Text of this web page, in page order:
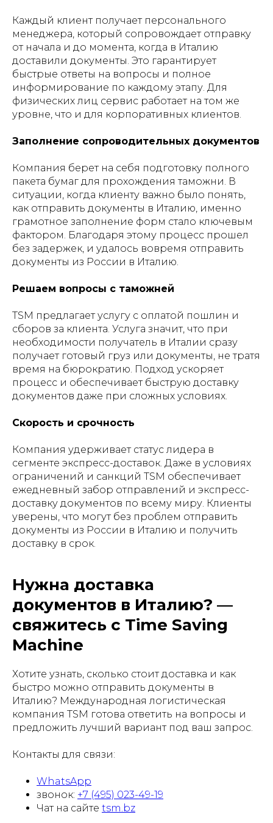
Каждый клиент получает персонального
менеджера, который сопровождает отправку
от начала и до момента, когда в Италию
доставили документы. Это гарантирует
быстрые ответы на вопросы и полное
информирование по каждому этапу. Для
физических лиц сервис работает на том же
уровне, что и для корпоративных клиентов.
Заполнение сопроводительных документов
Компания берет на себя подготовку полного
пакета бумаг для прохождения таможни. В
ситуации, когда клиенту важно было понять,
как отправить документы в Италию, именно
грамотное заполнение форм стало ключевым
фактором. Благодаря этому процесс прошел
без задержек, и удалось вовремя отправить
документы из России в Италию.
Решаем вопросы с таможней
TSM предлагает услугу с оплатой пошлин и
сборов за клиента. Услуга значит, что при
необходимости получатель в Италии сразу
получает готовый груз или документы, не тратя
время на бюрократию. Подход ускоряет
процесс и обеспечивает быструю доставку
документов даже при сложных условиях.
Скорость и срочность
Компания удерживает статус лидера в
сегменте экспресс-доставок. Даже в условиях
ограничений и санкций TSM обеспечивает
ежедневный забор отправлений и экспресс-
доставку документов по всему миру. Клиенты
уверены, что могут без проблем отправить
документы из России в Италию и получить
доставку в срок.
Нужна доставка
документов в Италию? —
свяжитесь с Time Saving
Machine
Хотите узнать, сколько стоит доставка и как
быстро можно отправить документы в
Италию? Международная логистическая
компания TSM готова ответить на вопросы и
предложить лучший вариант под ваш запрос.
Контакты для связи:
WhatsApp
звонок: +7 (495) 023-49-19
Чат на сайте tsm.bz